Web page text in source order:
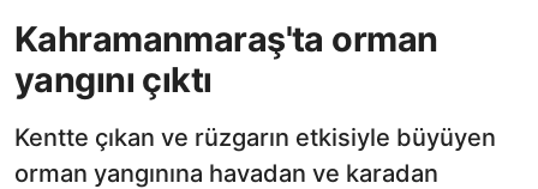
Kahramanmaraş'ta orman
yangını çıktı
Kentte çıkan ve rüzgarın etkisiyle büyüyen
orman yangınına havadan ve karadan